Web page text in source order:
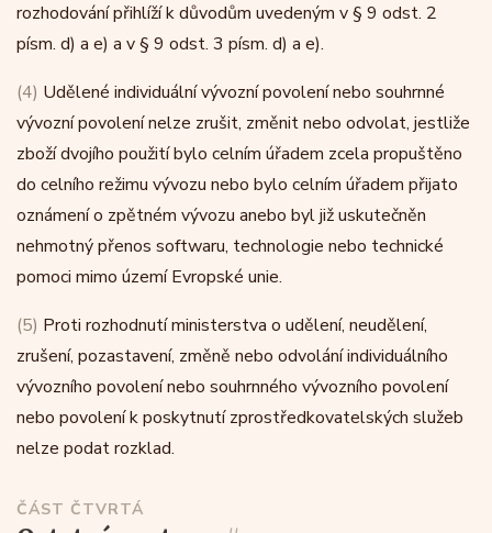
rozhodování přihlíží k důvodům uvedeným v § 9 odst. 2
písm. d) a e) a v § 9 odst. 3 písm. d) a e).
(4) Udělené individuální vývozní povolení nebo souhrnné
vývozní povolení nelze zrušit, změnit nebo odvolat, jestliže
zboží dvojího použití bylo celním úřadem zcela propuštěno
do celního režimu vývozu nebo bylo celním úřadem přijato
oznámení o zpětném vývozu anebo byl již uskutečněn
nehmotný přenos softwaru, technologie nebo technické
pomoci mimo území Evropské unie.
(5) Proti rozhodnutí ministerstva o udělení, neudělení,
zrušení, pozastavení, změně nebo odvolání individuálního
vývozního povolení nebo souhrnného vývozního povolení
nebo povolení k poskytnutí zprostředkovatelských služeb
nelze podat rozklad.
ČÁST ČTVRTÁ